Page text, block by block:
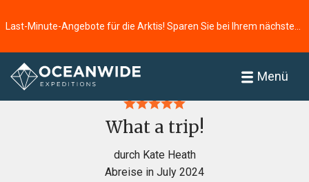
Menü
Startseite
What a trip!
durch Kate Heath
Abreise in July 2024